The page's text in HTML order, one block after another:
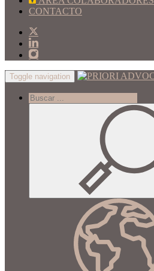
CONTACTO
Toggle navigation